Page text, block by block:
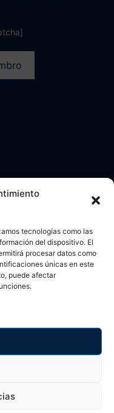
tecnologías como las
del dispositivo. El
procesar datos como
únicas en este
puede afectar